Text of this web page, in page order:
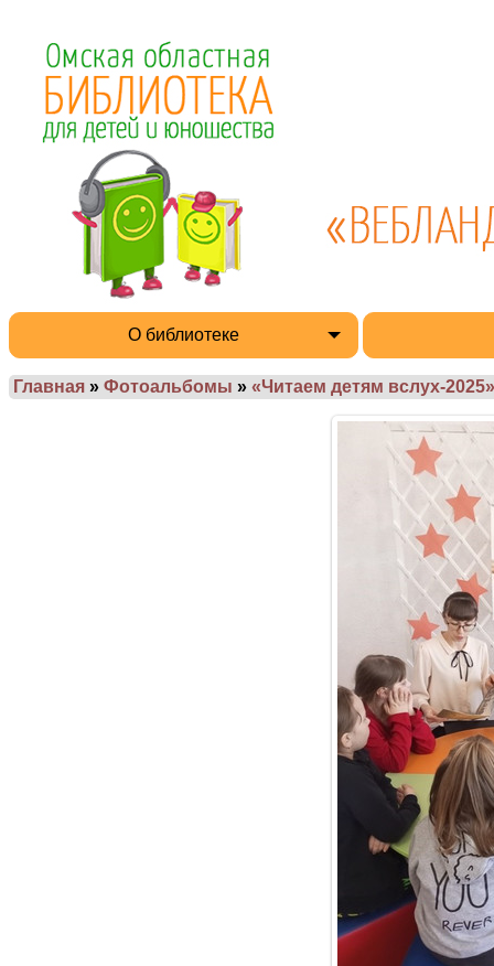
О библиотеке
Главная » Фотоальбомы » «Читаем детям вслух-2025»